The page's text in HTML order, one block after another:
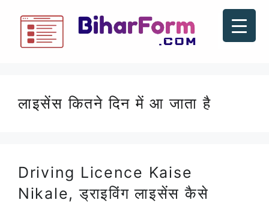
लाइसेंस कितने दिन में आ जाता है
Driving Licence Kaise
Nikale, ड्राइविंग लाइसेंस कैसे